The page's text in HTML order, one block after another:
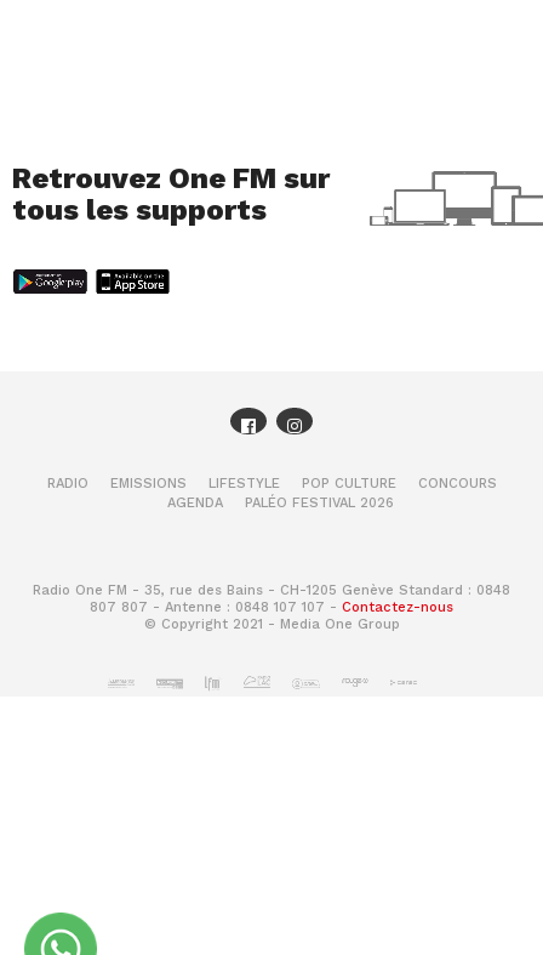
Retrouvez One FM sur
tous les supports
RADIO EMISSIONS LIFESTYLE POP CULTURE
CONCOURS
AGENDA
PALÉO FESTIVAL 2026
Radio One FM - 35, rue des Bains - CH-1205 Genève Standard : 0848
807 807 - Antenne : 0848 107 107 - Contactez-nous
© Copyright 2021 - Media One Group